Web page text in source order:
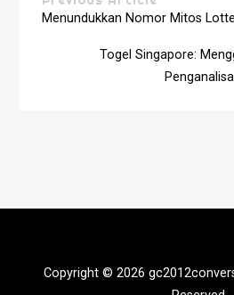
Menundukkan Nomor Mitos
Togel Singapore:
Copyright © 2026